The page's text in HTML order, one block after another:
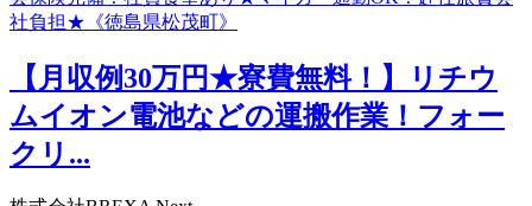
【月収例30万円★寮費無料！】リチウ
ムイオン電池などの運搬作業！フォー
クリ...